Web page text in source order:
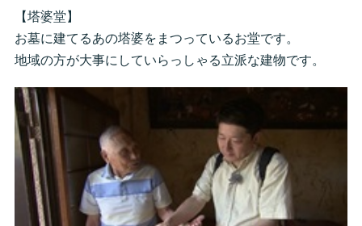
【塔婆堂】
お墓に建てるあの塔婆をまつっているお堂です。
地域の方が大事にしていらっしゃる立派な建物です。